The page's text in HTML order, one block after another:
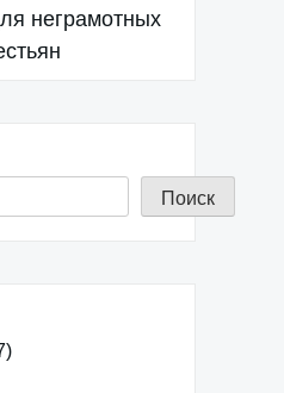
неграмотных
Поиск